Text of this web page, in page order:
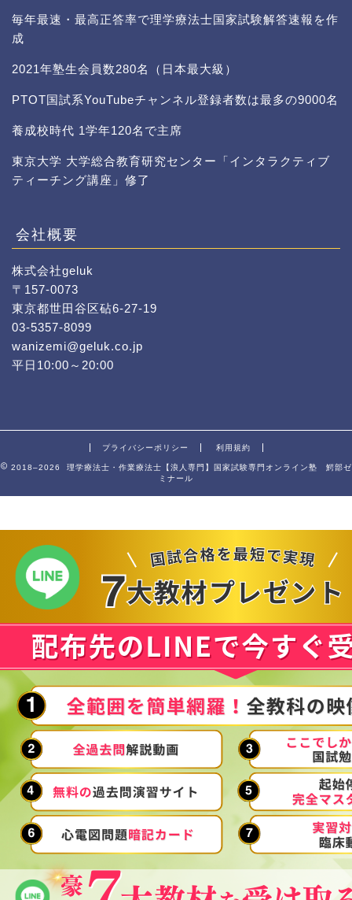
毎年最速・最高正答率で理学療法士国家試験解答速報を作
成
2021年塾生会員数280名（日本最大級）
PTOT国試系YouTubeチャンネル登録者数は最多の9000名
養成校時代 1学年120名で主席
東京大学 大学総合教育研究センター「インタラクティブ
ティーチング講座」修了
会社概要
株式会社geluk
〒157-0073
東京都世田谷区砧6-27-19
03-5357-8099
wanizemi@geluk.co.jp
平日10:00～20:00
プライバシーポリシー 利用規約
2018–2026 理学療法士・作業療法士【浪人専門】国家試験専門オンライン塾 鰐部ゼ
ミナール